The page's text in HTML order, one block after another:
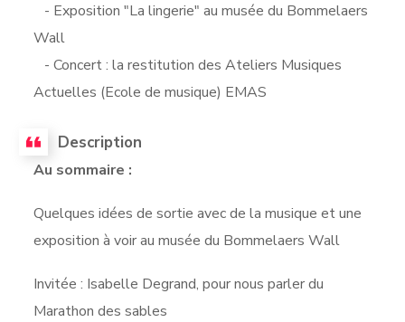
- Exposition "La lingerie" au musée du Bommelaers
Wall
- Concert : la restitution des Ateliers Musiques
Actuelles (Ecole de musique) EMAS
Description
Au sommaire :
Quelques idées de sortie avec de la musique et une
exposition à voir au musée du Bommelaers Wall
Invitée : Isabelle Degrand, pour nous parler du
Marathon des sables